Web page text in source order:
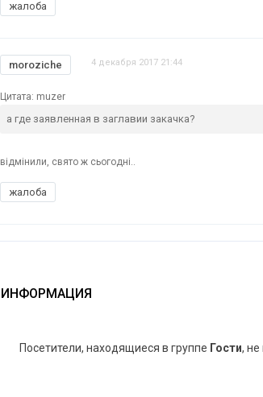
жалоба
moroziche 4 декабря 2017 21:44
Цитата: muzer
а где заявленная в заглавии закачка?
відмінили, свято ж сьогодні..
жалоба
ИНФОРМАЦИЯ
Посетители, находящиеся в группе Гости, не